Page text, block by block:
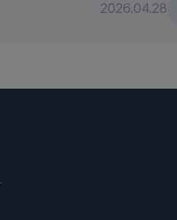
2026.04.28